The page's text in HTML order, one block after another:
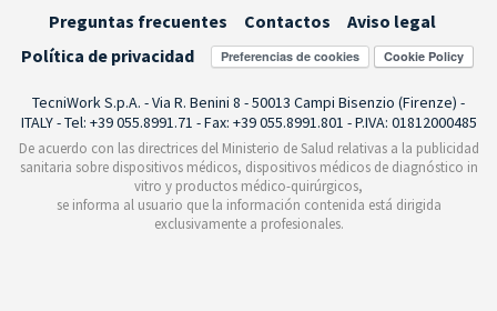
Preguntas frecuentes
Contactos
Aviso legal
Política de privacidad
Preferencias de cookies
TecniWork S.p.A. - Via R. Benini 8 - 50013 Campi Bisenzio (Firenze) -
ITALY - Tel: +39 055.8991.71 - Fax: +39 055.8991.801 - P.IVA: 01812000485
De acuerdo con las directrices del Ministerio de Salud relativas a la publicidad
sanitaria sobre dispositivos médicos, dispositivos médicos de diagnóstico in
vitro y productos médico-quirúrgicos,
se informa al usuario que la información contenida está dirigida
exclusivamente a profesionales.